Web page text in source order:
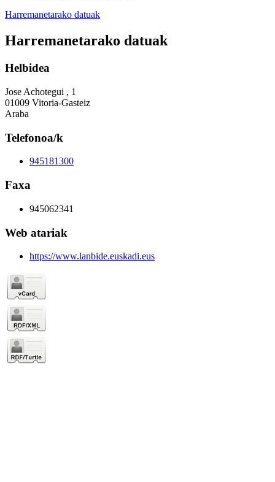
Harremanetarako datuak
Harremanetarako datuak
Helbidea
Jose Achotegui , 1
01009 Vitoria-Gasteiz
Araba
Telefonoa/k
945181300
Faxa
945062341
Web atariak
https://www.lanbide.euskadi.eus